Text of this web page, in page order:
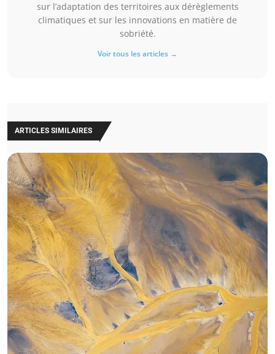
sur l’adaptation des territoires aux dérèglements
climatiques et sur les innovations en matière de
sobriété.
Voir tous les articles →
ARTICLES SIMILAIRES